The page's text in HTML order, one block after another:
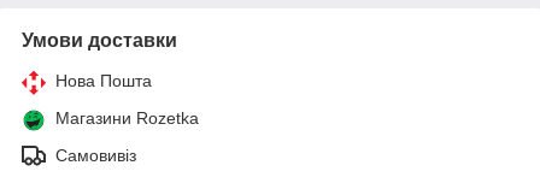
Умови доставки
Нова Пошта
Магазини Rozetka
Самовивіз